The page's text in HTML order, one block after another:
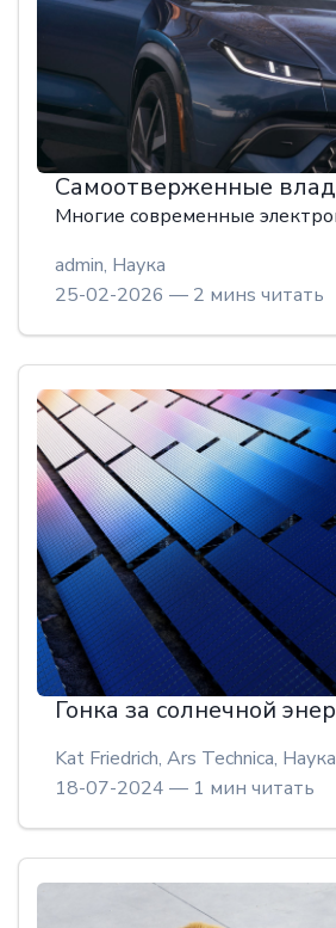
admin, Наука
25-02-2026 — 2 минs читать
Kat Friedrich, Ars Technica, Наука
18-07-2024 — 1 мин читать